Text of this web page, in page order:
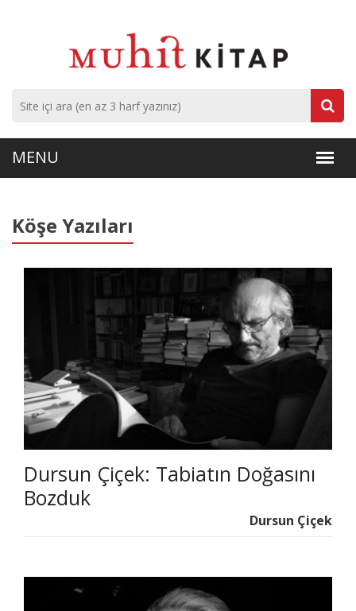
Köşe Yazıları
Dursun Çiçek: Tabiatın Doğasını
Bozduk
Dursun Çiçek